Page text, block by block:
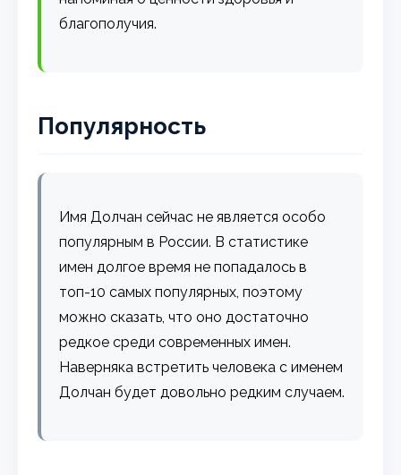
благополучия.
Популярность
Имя Долчан сейчас не является особо
популярным в России. В статистике
имен долгое время не попадалось в
топ-10 самых популярных, поэтому
можно сказать, что оно достаточно
редкое среди современных имен.
Наверняка встретить человека с именем
Долчан будет довольно редким случаем.